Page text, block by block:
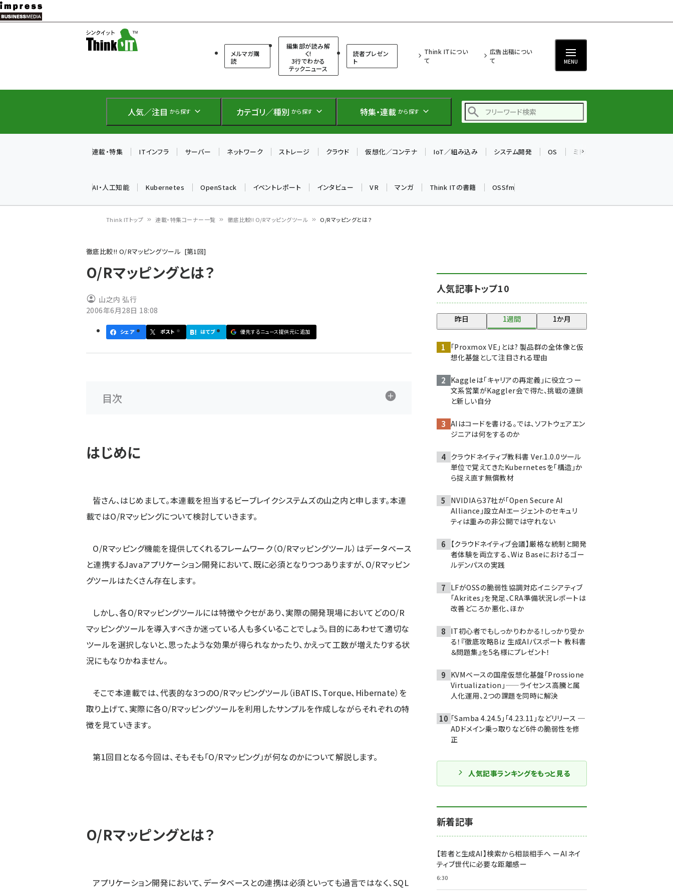
メ
イ
テ
に
メルマガ購
読
編集部が読み解
く!
3行でわかる
テックニュース
読者プレゼン
ト
Think ITについ
て
広告出稿につい
て
MENU
人気／注目 から探す カテゴリ／種別 から探す 特集・連載 から探す
仲間と築いた勝利の絆～
drupal (1921)
genai (1464)
ai crunch (1336)
連載・特集 ITインフラ サーバー ネットワーク ストレージ クラウド 仮想化／コンテナ IoT／組み込み システム開発 OS ミドルウェア
AI・人工知能 Kubernetes OpenStack イベントレポート インタビュー VR マンガ Think ITの書籍 OSSfm
ン
く
ず
Think ITトップ 連載・特集コーナー一覧 徹底比較!! O/Rマッピングツール O/Rマッピングとは？
徹底比較!! O/Rマッピングツール 第1回
O/Rマッピングとは？
山之内 弘行
2006年6月28日 18:08
シェア ポスト はてブ 優先するニュース提供元に追加
目次
はじめに
皆さん、はじめまして。本連載を担当するビーブレイクシステムズの山之内と申します。本連
載ではO/Rマッピングについて検討していきます。
O/Rマッピング機能を提供してくれるフレームワーク（O/Rマッピングツール）はデータベース
と連携するJavaアプリケーション開発において、既に必須となりつつありますが、O/Rマッピン
グツールはたくさん存在します。
しかし、各O/Rマッピングツールには特徴やクセがあり、実際の開発現場においてどのO/R
マッピングツールを導入すべきか迷っている人も多くいることでしょう。目的にあわせて適切な
ツールを選択しないと、思ったような効果が得られなかったり、かえって工数が増えたりする状
況にもなりかねません。
そこで本連載では、代表的な3つのO/Rマッピングツール（iBATIS、Torque、Hibernate）を
取り上げて、実際に各O/Rマッピングツールを利用したサンプルを作成しながらそれぞれの特
徴を見ていきます。
第1回目となる今回は、そもそも「O/Rマッピング」が何なのかについて解説します。
O/Rマッピングとは？
アプリケーション開発において、データベースとの連携は必須といっても過言ではなく、SQL
人気記事トップ10
昨日 1週間 1か月
「Proxmox VE」とは? 製品群の全体像と仮
想化基盤として注目される理由
Kaggleは「キャリアの再定義」に役立つ ー
文系営業がKaggler会で得た、挑戦の連鎖
と新しい自分
AIはコードを書ける。では、ソフトウェアエン
ジニアは何をするのか
クラウドネイティブ教科書 Ver.1.0.0――ツール
単位で覚えてきたKubernetesを「構造」か
ら捉え直す無償教材
NVIDIAら37社が「Open Secure AI
Alliance」設立――AIエージェントのセキュリ
ティは重みの非公開では守れない
【クラウドネイティブ会議】厳格な統制と開発
者体験を両立する、Wiz Baseにおけるゴー
ルデンパスの実践
LFがOSSの脆弱性協調対応イニシアティブ
「Akrites」を発足、CRA準備状況レポートは
改善どころか悪化、ほか
IT初心者でもしっかりわかる！しっかり受か
る！『徹底攻略Biz 生成AIパスポート 教科書
＆問題集』を5名様にプレゼント！
KVMベースの国産仮想化基盤「Prossione
Virtualization」——ライセンス高騰と属
人化運用、2つの課題を同時に解決
「Samba 4.24.5」「4.23.11」などリリース ─
ADドメイン乗っ取りなど6件の脆弱性を修
正
人気記事ランキングをもっと見る
新着記事
【若者と生成AI】検索から相談相手へ ーAIネイ
ティブ世代に必要な距離感ー
6:30